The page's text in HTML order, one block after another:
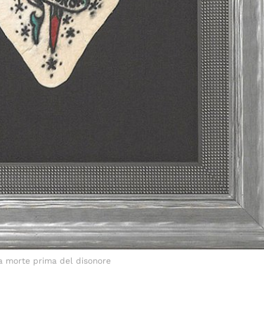
morte prima del disonore